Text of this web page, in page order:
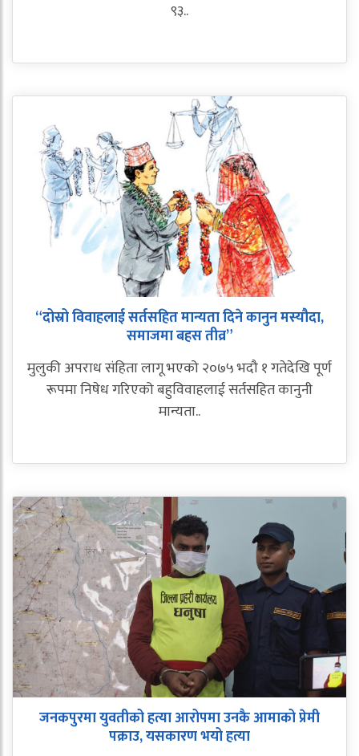
९३..
“दोस्रो विवाहलाई सर्तसहित मान्यता दिने कानुन मस्यौदा,
समाजमा बहस तीव्र”
मुलुकी अपराध संहिता लागू भएको २०७५ भदौ १ गतेदेखि पूर्ण
रूपमा निषेध गरिएको बहुविवाहलाई सर्तसहित कानुनी
मान्यता..
जनकपुरमा युवतीको हत्या आरोपमा उनकै आमाको प्रेमी
पक्राउ, यसकारण भयो हत्या